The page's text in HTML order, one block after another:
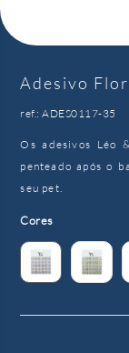
Adesivo
ref.: ADES0117-35
Os adesivos Léo
penteado após o
seu pet.
Cores